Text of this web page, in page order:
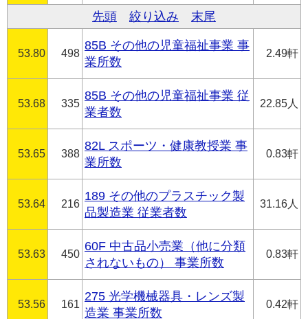
先頭 絞り込み 末尾
53.80 498
85B その他の児童福祉事業 事
業所数
2.49軒
53.68 335
85B その他の児童福祉事業 従
業者数
22.85人
53.65 388
82L スポーツ・健康教授業 事
業所数
0.83軒
53.64 216
189 その他のプラスチック製
品製造業 従業者数
31.16人
53.63 450
60F 中古品小売業（他に分類
されないもの） 事業所数
0.83軒
53.56 161
275 光学機械器具・レンズ製
造業 事業所数
0.42軒